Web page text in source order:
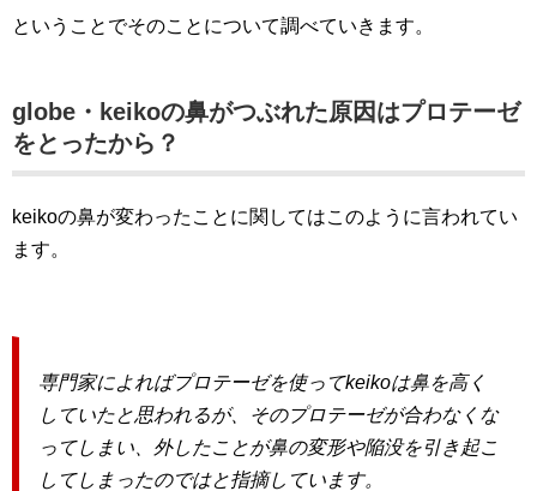
ということでそのことについて調べていきます。
globe・keikoの鼻がつぶれた原因はプロテーゼ
をとったから？
keikoの鼻が変わったことに関してはこのように言われてい
ます。
専門家によればプロテーゼを使ってkeikoは鼻を高く
していたと思われるが、そのプロテーゼが合わなくな
ってしまい、外したことが鼻の変形や陥没を引き起こ
してしまったのではと指摘しています。